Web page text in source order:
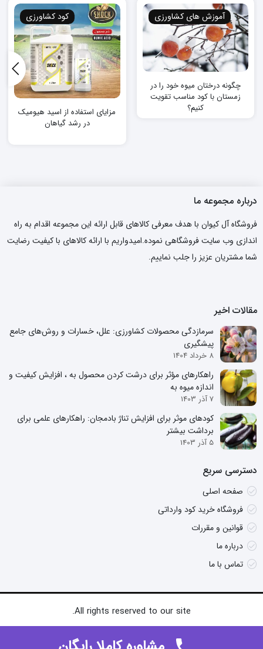
آموزش های کشاورزی
چگونه درختان میوه خود را در
زمستان با کود مناسب تقویت
کنیم؟
کود کشاورزی
مزایای استفاده از اسید هیومیک
در رشد گیاهان
درباره مجموعه ما
فروشگاه آل کیوان با هدف معرفی کالاهای قابل ارائه این مجموعه اقدام به راه
اندازی وب سایت فروشگاهی نموده.امیدواریم با ارائه کالاهای با کیفیت رضایت
شما مشتریان عزیز را جلب نماییم.
مقالات اخیر
سرمازدگی محصولات کشاورزی: علل، خسارات و روش‌های جامع
پیشگیری
8 خرداد 1404
راهکارهای مؤثر برای درشت کردن محصول به ، افزایش کیفیت و
اندازه میوه به
7 آذر 1403
کودهای موثر برای افزایش تناژ بادمجان: راهکارهای علمی برای
برداشت بیشتر
5 آذر 1403
دسترسی سریع
صفحه اصلی
فروشگاه خرید کود وارداتی
قوانین و مقررات
درباره ما
تماس با ما
All rights reserved to our site.